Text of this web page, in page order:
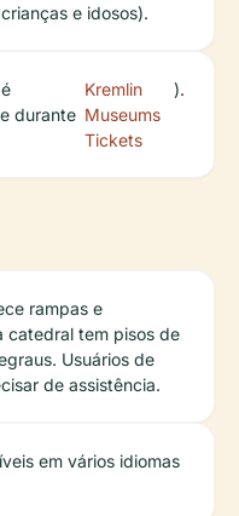
e idosos).
durante
Kremlin
Museums
Tickets
).
rampas e
catedral tem pisos de
Usuários de
de assistência.
em vários idiomas